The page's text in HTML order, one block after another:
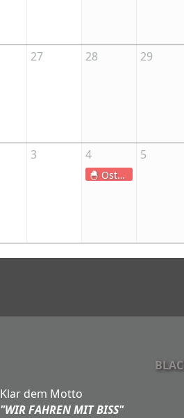
27 28 29
3 4
🐣 Osterkonvoi-Einladung: Auf nach Spitzbergen! 🚛💨
5
Klar dem Motto
"WIR FAHREN MIT BISS"